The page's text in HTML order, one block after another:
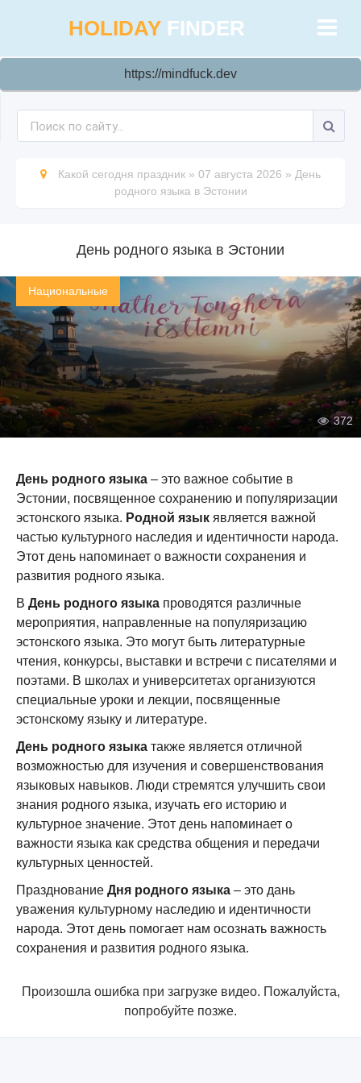
HOLIDAY FINDER
https://mindfuck.dev
Какой сегодня праздник » 07 августа 2026 » День
родного языка в Эстонии
День родного языка в Эстонии
Национальные
372
День родного языка – это важное событие в
Эстонии, посвященное сохранению и популяризации
эстонского языка. Родной язык является важной
частью культурного наследия и идентичности народа.
Этот день напоминает о важности сохранения и
развития родного языка.
В День родного языка проводятся различные
мероприятия, направленные на популяризацию
эстонского языка. Это могут быть литературные
чтения, конкурсы, выставки и встречи с писателями и
поэтами. В школах и университетах организуются
специальные уроки и лекции, посвященные
эстонскому языку и литературе.
День родного языка также является отличной
возможностью для изучения и совершенствования
языковых навыков. Люди стремятся улучшить свои
знания родного языка, изучать его историю и
культурное значение. Этот день напоминает о
важности языка как средства общения и передачи
культурных ценностей.
Празднование Дня родного языка – это дань
уважения культурному наследию и идентичности
народа. Этот день помогает нам осознать важность
сохранения и развития родного языка.
Произошла ошибка при загрузке видео. Пожалуйста,
попробуйте позже.